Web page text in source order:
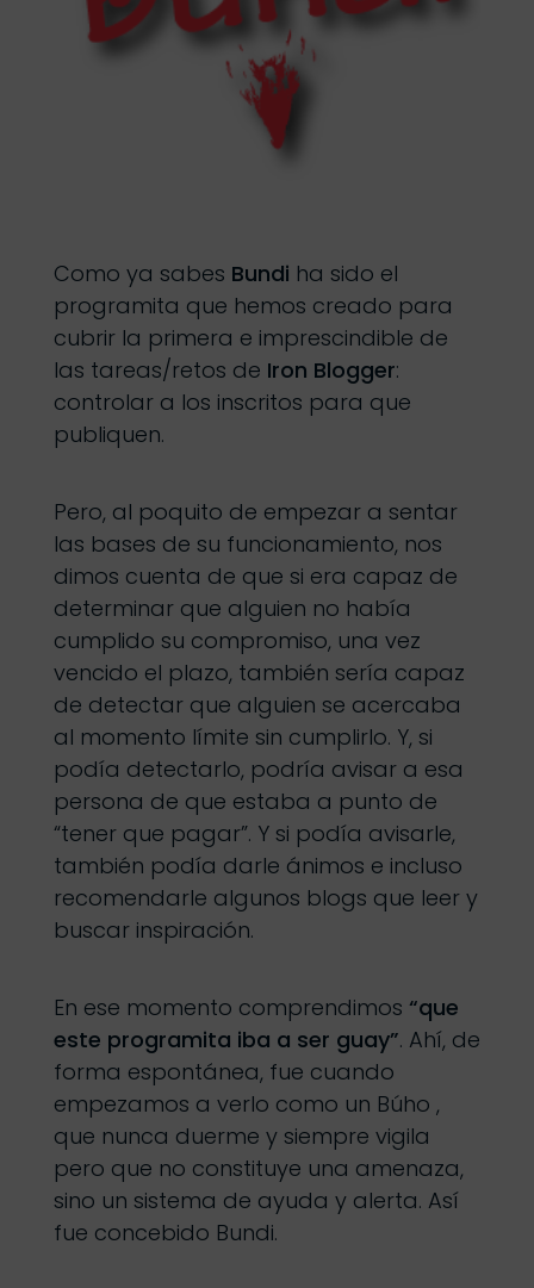
Como ya sabes Bundi ha sido el
programita que hemos creado para
cubrir la primera e imprescindible de
las tareas/retos de Iron Blogger:
controlar a los inscritos para que
publiquen.
Pero, al poquito de empezar a sentar
las bases de su funcionamiento, nos
dimos cuenta de que si era capaz de
determinar que alguien no había
cumplido su compromiso, una vez
vencido el plazo, también sería capaz
de detectar que alguien se acercaba
al momento límite sin cumplirlo. Y, si
podía detectarlo, podría avisar a esa
persona de que estaba a punto de
“tener que pagar”. Y si podía avisarle,
también podía darle ánimos e incluso
recomendarle algunos blogs que leer y
buscar inspiración.
En ese momento comprendimos “que
este programita iba a ser guay”. Ahí, de
forma espontánea, fue cuando
empezamos a verlo como un Búho ,
que nunca duerme y siempre vigila
pero que no constituye una amenaza,
sino un sistema de ayuda y alerta. Así
fue concebido Bundi.